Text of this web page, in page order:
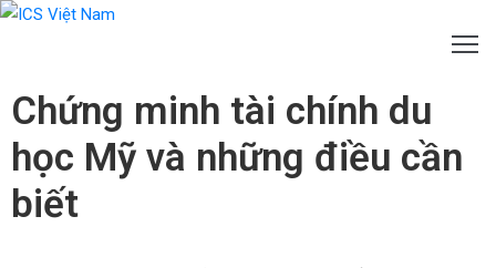
Chứng minh tài chính du
học Mỹ và những điều cần
biết